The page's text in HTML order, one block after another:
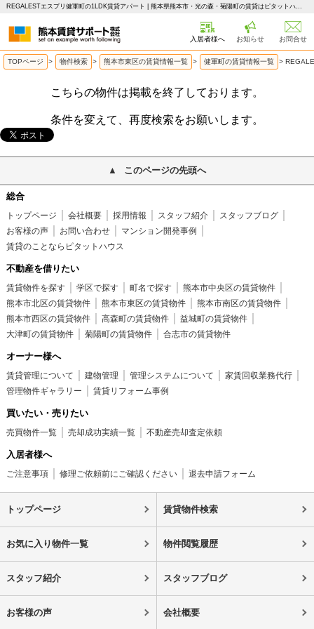
REGALESTエスプリ健軍町の1LDK賃貸アパート | 熊本県熊本市・光の森・菊陽町の賃貸はピタットハウス 熊本賃貸サポート
入居者様へ お知らせ お問合せ
TOPページ > 物件検索 > 熊本市東区の賃貸情報一覧 > 健軍町の賃貸情報一覧 >
こちらの物件は掲載を終了しております。
条件を変えて、再度検索をお願いします。
このページの先頭へ
総合
トップページ 会社概要 採用情報 スタッフ紹介
スタッフブログ
お客様の声
お問い合わせ
マンション開発事例
賃貸のことならピタットハウス
不動産を借りたい
賃貸物件を探す 学区で探す 町名で探す
熊本市中央区の賃貸物件
熊本市北区の賃貸物件
熊本市東区の賃貸物件
熊本市南区の賃貸物件
熊本市西区の賃貸物件
高森町の賃貸物件
益城町の賃貸物件
大津町の賃貸物件
菊陽町の賃貸物件 合志市の賃貸物件
オーナー様へ
賃貸管理について 建物管理 管理システムについて
家賃回収業務代行
管理物件ギャラリー
賃貸リフォーム事例
買いたい・売りたい
売買物件一覧 売却成功実績一覧 不動産売却査定依頼
入居者様へ
ご注意事項 修理ご依頼前にご確認ください 退去申請フォーム
トップページ 賃貸物件検索
お気に入り物件一覧 物件閲覧履歴
スタッフ紹介 スタッフブログ
お客様の声 会社概要